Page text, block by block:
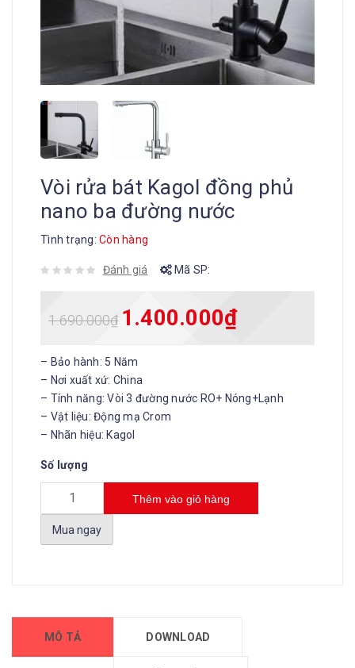
Vòi rửa bát Kagol đồng phủ
nano ba đường nước
Tình trạng: Còn hàng
Đánh giá Mã SP:
1.690.000₫ 1.400.000₫
– Bảo hành: 5 Năm
– Nơi xuất xứ: China
– Tính năng:Vòi 3 đường nước RO+ Nóng+Lạnh
– Vật liệu: Động mạ Crom
– Nhãn hiệu: Kagol
Số lượng
Thêm vào giỏ hàng
Mua ngay
MÔ TẢ DOWNLOAD